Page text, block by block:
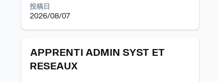
で
選
す。
投稿日
2026/08/07
テ
ン
ツ
表
示
す
タ
ト
APPRENTI ADMIN SYST ET
RESEAUX
求
情